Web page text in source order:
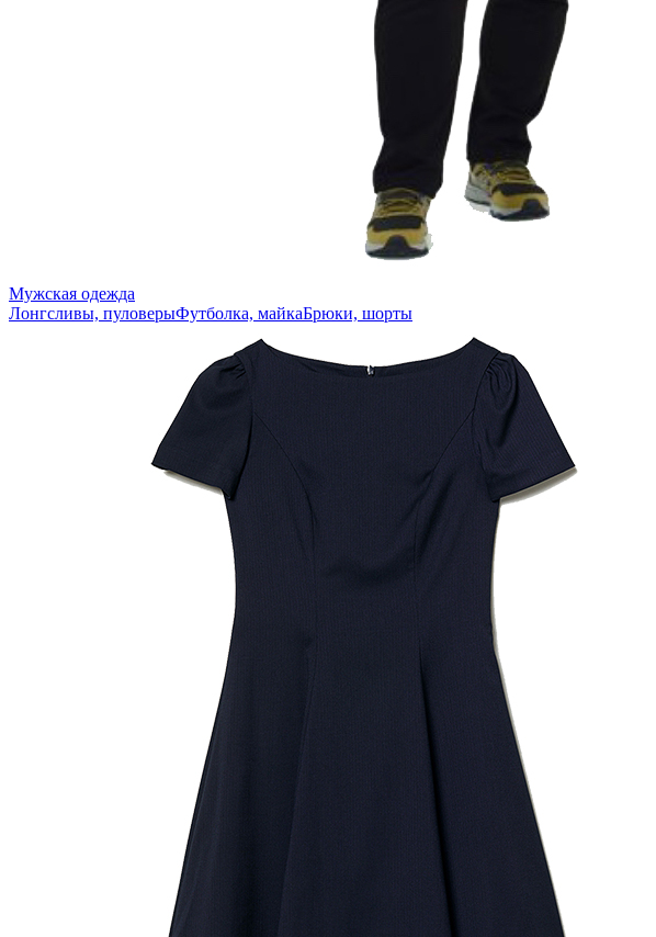
Мужская одежда
Лонгсливы, пуловерыФутболка, майкаБрюки, шорты